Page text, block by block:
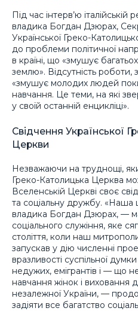
Під час інтерв’ю італійській
владика Богдан Дзюрах,
Української Греко-
до проблеми політичної
в країні, що «змушує
землю». Відсутність роботи,
«змушує молодих людей
навчання. Це теми, на які
у своїй останній енцикліці».
Свідчення Української
Церкви
Незважаючи на труднощі,
Греко-Католицька Церква
Вселенській Церкві своє
та соціальну дружбу.
владика Богдан Дзюрах, —
соціального служіння, яке
століття, коли наш
запускав у дію численні
вразливості суспільної
недужих, емігрантів і — що
навчання жінок і виховання
незалежної України, —
задіяти все багатство